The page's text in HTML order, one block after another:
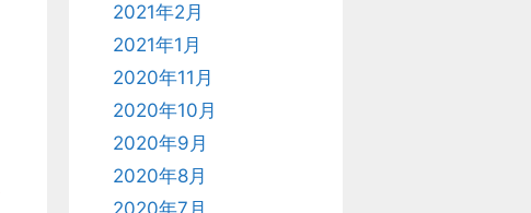
2021年2月
2021年1月
2020年11月
2020年10月
2020年9月
2020年8月
2020年7月